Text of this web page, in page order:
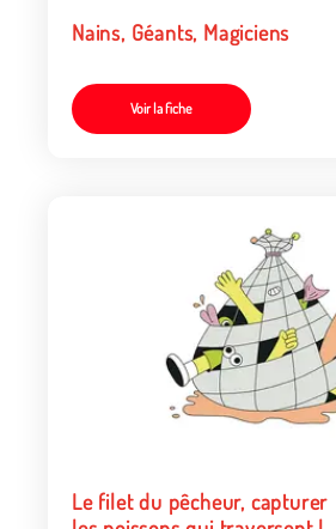
Nains, Géants, Magiciens
Voir la fiche
Le filet du pêcheur, capturer